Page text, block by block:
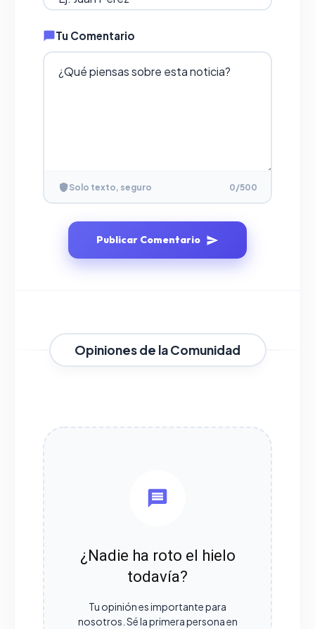
Tu Comentario
Solo texto, seguro 0/500
Publicar Comentario
Opiniones de la Comunidad
¿Nadie ha roto el hielo
todavía?
Tu opinión es importante para
nosotros. Sé la primera persona en